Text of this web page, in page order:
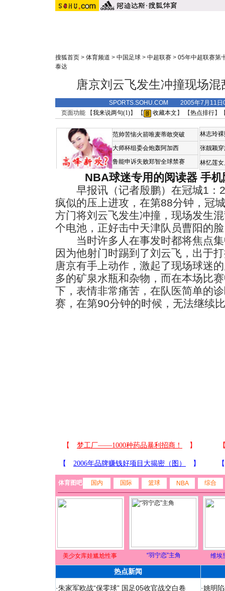
搜狐首页 > 体育频道 > 中国足球 > 中超联赛 > 05年中超联赛第
泰达
唐京刘云飞发生冲撞现场
SPORTS.SOHU.COM 2005年7月11日
页面功能 【我来说两句(1)】 【 收藏本文 】 【热点排行】
范帅苦恼火箭唯麦蒂敢突破
大师杯组委会炮轰阿加西
鲁能申诉失败郑智全球禁赛
林志玲
张靓颖
林忆莲
NBA球迷专用的阅读器 手
早报讯（记者殷鹏）在冠城1：2
疯似的压上进攻，在第88分钟，冠
方门将刘云飞发生冲撞，现场发生
个电池，正好击中天津队员曹阳的
当时许多人在事发时都将焦点集
因为他射门时踢到了刘云飞，出于
唐京有手上动作，激起了现场球迷
多的矿泉水瓶和杂物，而在本场比
下，表情非常痛苦，在队医简单的
赛，在第90分钟的时候，无法继续
体育图吧 国内 国际 篮球 NBA 综合
美少女库娃尴尬性事 “羽宁恋”主角 维埃
热点新闻
·朱家军欧战“保零球” 国足05收官战交白卷
·姚明